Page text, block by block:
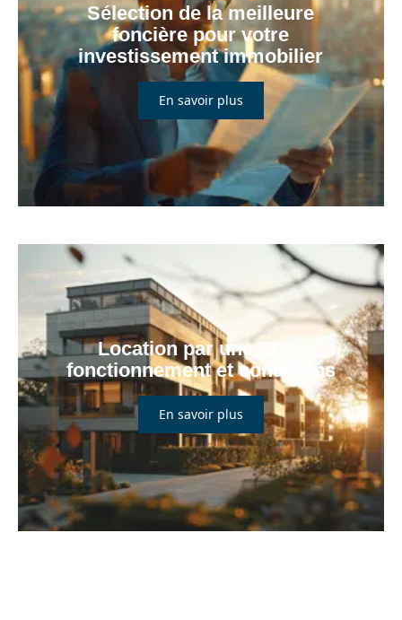
Sélection de la meilleure
foncière pour votre
investissement immobilier
En savoir plus
Location par une SCI :
fonctionnement et conditions
En savoir plus